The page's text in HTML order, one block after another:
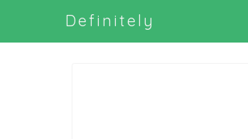
Definitely